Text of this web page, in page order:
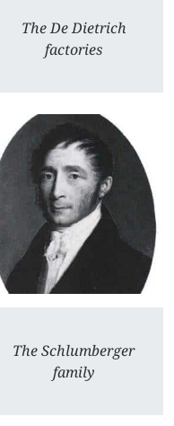
The De Dietrich
factories
The Schlumberger
family